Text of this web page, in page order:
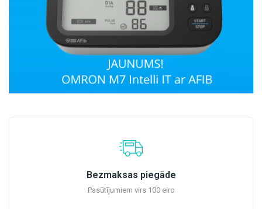
Bezmaksas piegāde
Pasūtījumiem virs 100 eiro